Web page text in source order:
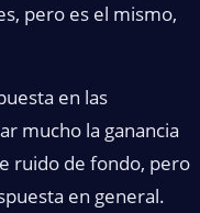
pero es el mismo,
en las
mucho la ganancia
ruido de fondo, pero
en general.